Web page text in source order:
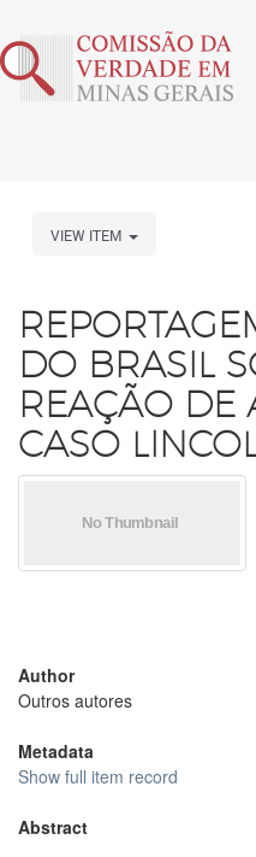
VIEW ITEM
DO BRASIL
REAÇÃO DE
CASO
Author
Outros autores
Metadata
Show full item record
Abstract